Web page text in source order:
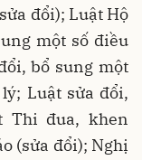
đổi); Luật Hộ
một số điều
bổ sung một
Luật sửa đổi,
Thi đua, khen
(sửa đổi); Nghị